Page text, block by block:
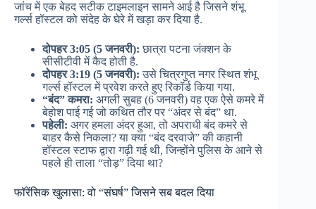
जांच में एक बेहद सटीक टाइमलाइन सामने आई है जिसने शंभू
गर्ल्स हॉस्टल को संदेह के घेरे में खड़ा कर दिया है.
दोपहर 3:05 (5 जनवरी): छात्रा पटना जंक्शन के
सीसीटीवी में कैद होती है.
दोपहर 3:19 (5 जनवरी): उसे चित्रगुप्त नगर स्थित शंभू
गर्ल्स हॉस्टल में प्रवेश करते हुए रिकॉर्ड किया गया.
“बंद” कमरा: अगली सुबह (6 जनवरी) वह एक ऐसे कमरे में
बेहोश पाई गई जो कथित तौर पर “अंदर से बंद” था.
पहेली: अगर हमला अंदर हुआ, तो अपराधी बंद कमरे से
बाहर कैसे निकला? या क्या “बंद दरवाजे” की कहानी
हॉस्टल स्टाफ द्वारा गढ़ी गई थी, जिन्होंने पुलिस के आने से
पहले ही ताला “तोड़” दिया था?
फॉरेंसिक खुलासा: वो “संघर्ष” जिसने सब बदल दिया